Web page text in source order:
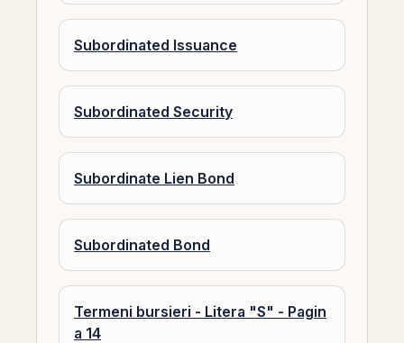
Subordinated Issuance
Subordinated Security
Subordinate Lien Bond
Subordinated Bond
Termeni bursieri - Litera "S" - Pagin
a 14